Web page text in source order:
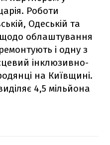
Роботи
Одеській та
щодо облаштування
і одну з
інклюзивно-
на Київщині.
4,5 мільйона